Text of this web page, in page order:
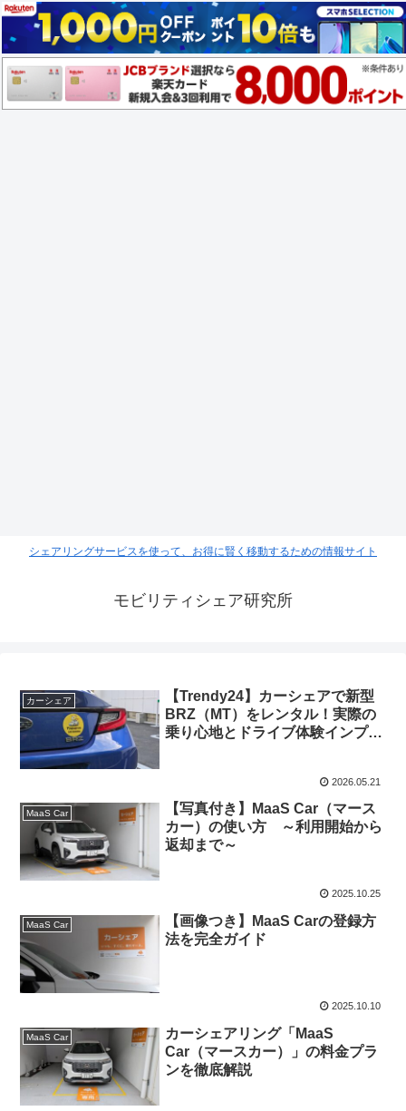
シェアリングサービスを使って、お得に賢く移動するための情報サイト
モビリティシェア研究所
カーシェア
【Trendy24】カーシェアで新型
BRZ（MT）をレンタル！実際の
乗り心地とドライブ体験インプレ
2026.05.21
MaaS Car
【写真付き】MaaS Car（マース
カー）の使い方 ～利用開始から
返却まで～
2025.10.25
MaaS Car
【画像つき】MaaS Carの登録方
法を完全ガイド
2025.10.10
MaaS Car
カーシェアリング「MaaS
Car（マースカー）」の料金プラ
ンを徹底解説